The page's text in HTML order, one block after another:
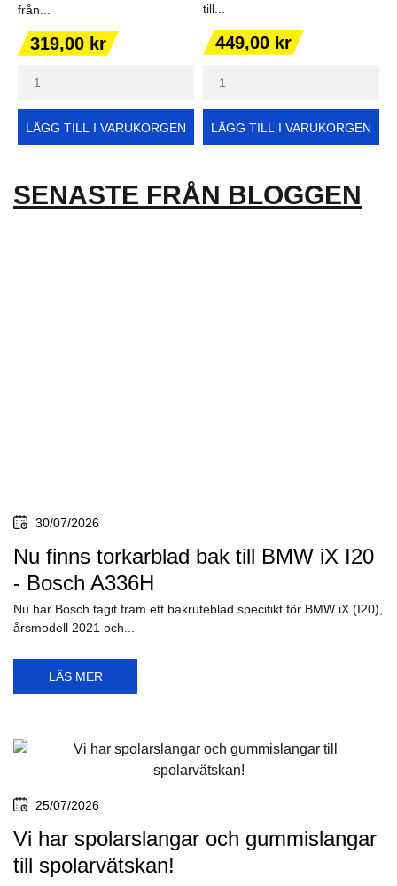
från...
Pris
319,00 kr
LÄGG TILL I VARUKORGEN
till...
Pris
449,00 kr
LÄGG TILL I VARUKORGEN
SENASTE FRÅN BLOGGEN
30/07/2026
Nu finns torkarblad bak till BMW iX I20
- Bosch A336H
Nu har Bosch tagit fram ett bakruteblad specifikt för BMW iX (I20),
årsmodell 2021 och...
LÄS MER
25/07/2026
Vi har spolarslangar och gummislangar
till spolarvätskan!